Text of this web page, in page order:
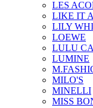
LES
LIKE IT
LILY
LOEWE
LULU
LUMINE
MILO'S
MINELLI
MISS